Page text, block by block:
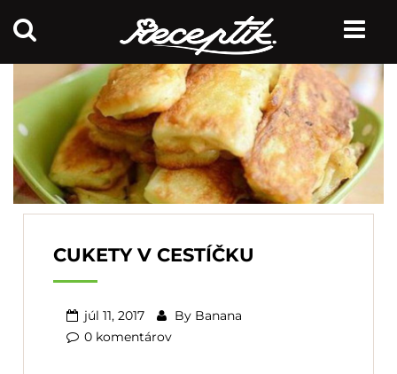
CUKETY V CESTÍČKU
júl 11, 2017 By Banana
0 komentárov